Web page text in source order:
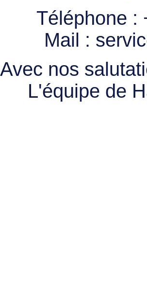
Téléphone :
Mail :
Avec nos
L'équipe de